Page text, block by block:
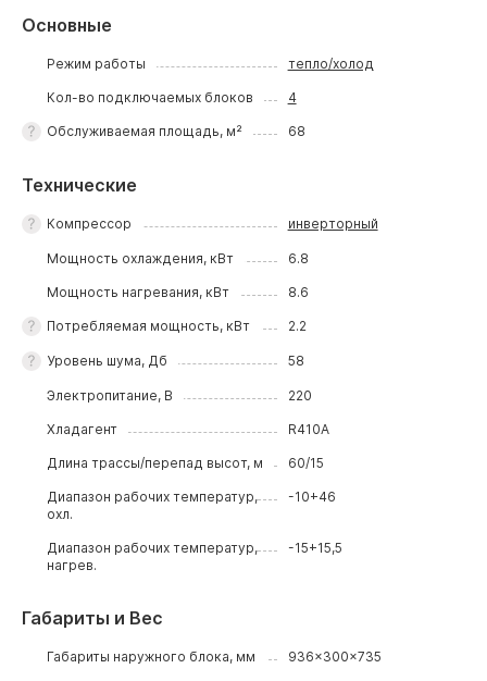
Основные
Режим работы тепло/холод
Кол-во подключаемых блоков 4
Обслуживаемая площадь, м² 68
Технические
Компрессор инверторный
Мощность охлаждения, кВт 6.8
Мощность нагревания, кВт 8.6
Потребляемая мощность, кВт 2.2
Уровень шума, Дб 58
Электропитание, В 220
Хладагент R410A
Длина трассы/перепад высот, м 60/15
Диапазон рабочих температур,
охл.
-10+46
Диапазон рабочих температур,
нагрев.
-15+15,5
Габариты и Вес
Габариты наружного блока, мм 936x300x735